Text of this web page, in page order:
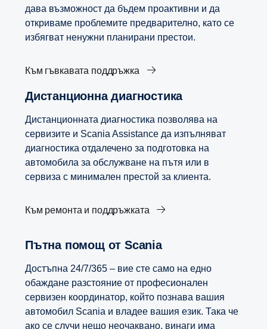
дава възможност да бъдем проактивни и да
откриваме проблемите предварително, като се
избягват ненужни планирани престои.
Към гъвкавата поддръжка
Дистанционна диагностика
Дистанционната диагностика позволява на
сервизите и Scania Assistance да изпълняват
диагностика отдалечено за подготовка на
автомобила за обслужване на пътя или в
сервиза с минимален престой за клиента.
Към ремонта и поддръжката
Пътна помощ от Scania
Достъпна 24/7/365 – вие сте само на едно
обаждане разстояние от професионален
сервизен координатор, който познава вашия
автомобил Scania и владее вашия език. Така че
ако се случи нещо неочаквано, винаги има